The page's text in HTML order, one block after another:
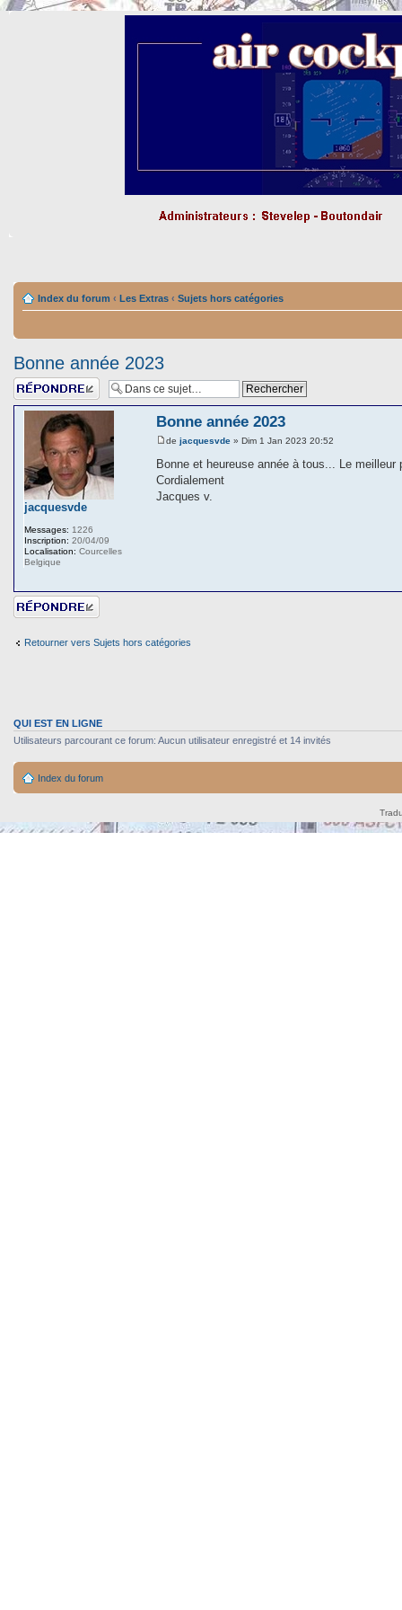
Index du forum ‹ Les Extras ‹ Sujets hors catégories
Bonne année 2023
Répondre
Bonne année 2023
dejacquesvde » Dim 1 Jan 2023 20:52
Bonne et heureuse année à tous... Le meilleur
Cordialement
Jacques v.
jacquesvde
Messages: 1226
Inscription: 20/04/09
Localisation: Courcelles
Belgique
Répondre
Retourner vers Sujets hors catégories
QUI EST EN LIGNE
Utilisateurs parcourant ce forum: Aucun utilisateur enregistré et 14 invités
Index du forum